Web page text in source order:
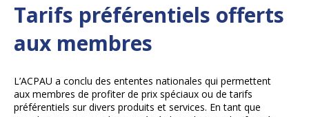
Tarifs préférentiels offerts
aux membres
L’ACPAU a conclu des ententes nationales qui permettent
aux membres de profiter de prix spéciaux ou de tarifs
préférentiels sur divers produits et services. En tant que